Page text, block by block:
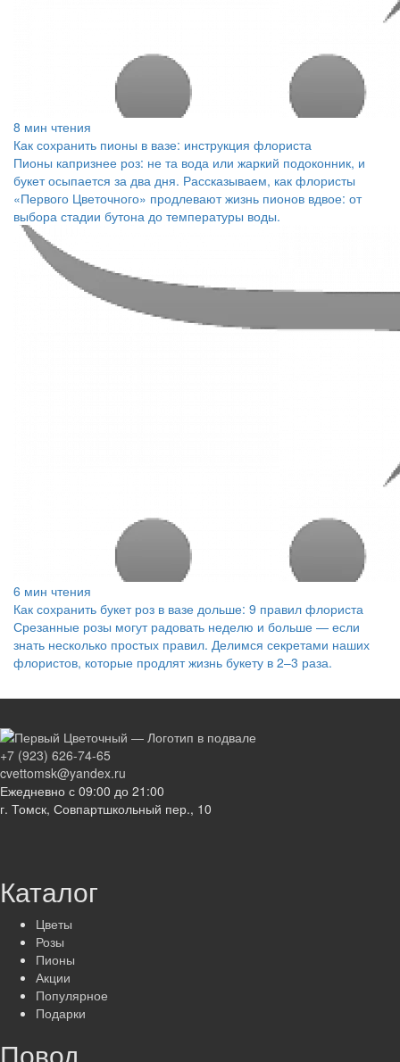
8 мин чтения
Как сохранить пионы в вазе: инструкция флориста
Пионы капризнее роз: не та вода или жаркий подоконник, и
букет осыпается за два дня. Рассказываем, как флористы
«Первого Цветочного» продлевают жизнь пионов вдвое: от
выбора стадии бутона до температуры воды.
6 мин чтения
Как сохранить букет роз в вазе дольше: 9 правил флориста
Срезанные розы могут радовать неделю и больше — если
знать несколько простых правил. Делимся секретами наших
флористов, которые продлят жизнь букету в 2–3 раза.
+7 (923) 626-74-65
cvettomsk@yandex.ru
Ежедневно с 09:00 до 21:00
г. Томск, Совпартшкольный пер., 10
Каталог
Цветы
Розы
Пионы
Акции
Популярное
Подарки
Повод